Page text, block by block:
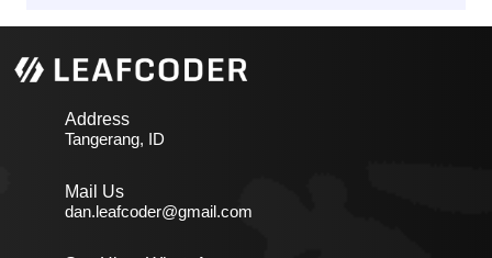
Address
Tangerang, ID
Mail Us
dan.leafcoder@gmail.com